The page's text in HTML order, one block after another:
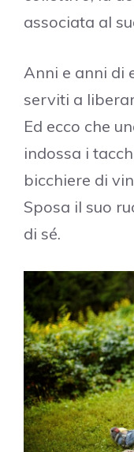
associata al
Anni e anni di
serviti a
Ed ecco che
indossa i
bicchiere di
Sposa il suo
di sé.